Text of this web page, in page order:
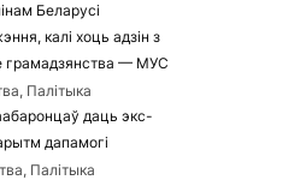
Беларусі
калі хоць адзін з
грамадзянства — МУС
Палітыка
даць экс-
дапамогі
Палітыка